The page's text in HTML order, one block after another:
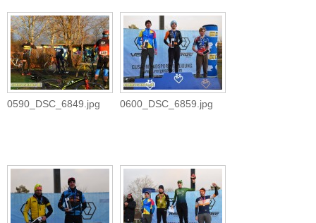
0590_DSC_6849.jpg 0600_DSC_6859.jpg